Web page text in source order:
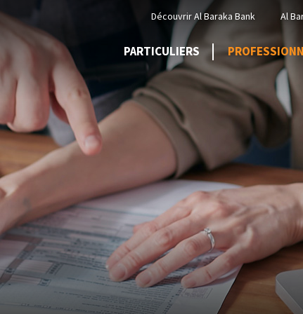
Menu
Top
Découvrir Al Baraka Bank Al
PARTICULIERS